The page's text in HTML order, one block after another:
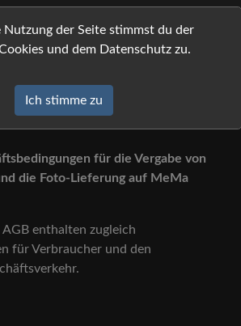
Pressfoto- und
für die Vergabe von
die Foto-Lieferung auf MeMa
enthalten zugleich
für Verbraucher und den
Nutzung der Seite stimmst du der
und dem Datenschutz zu.
Ich stimme zu